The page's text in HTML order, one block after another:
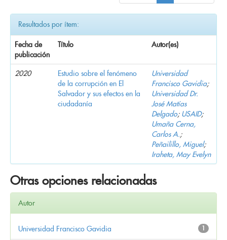
Resultados por ítem:
Fecha de
publicación
Título Autor(es)
2020
Estudio sobre el fenómeno
de la corrupción en El
Salvador y sus efectos en la
ciudadanía
Universidad
Francisco Gavidia;
Universidad Dr.
José Matías
Delgado; USAID;
Umaña Cerna,
Carlos A.;
Peñailillo, Miguel;
Iraheta, May Evelyn
Otras opciones relacionadas
Autor
1
Universidad Francisco Gavidia